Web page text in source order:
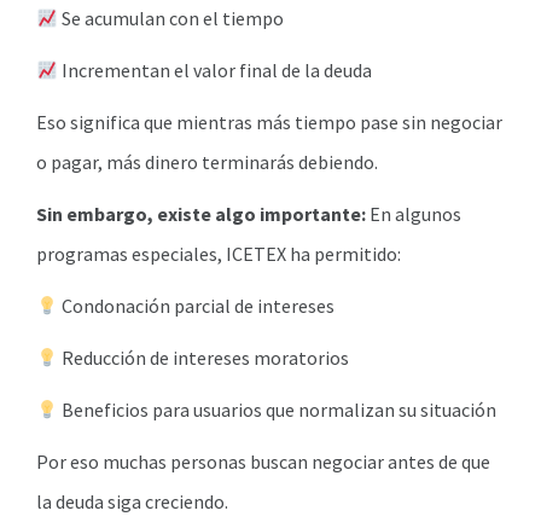
Se acumulan con el tiempo
Incrementan el valor final de la deuda
Eso significa que mientras más tiempo pase sin negociar
o pagar, más dinero terminarás debiendo.
Sin embargo, existe algo importante: En algunos
programas especiales, ICETEX ha permitido:
Condonación parcial de intereses
Reducción de intereses moratorios
Beneficios para usuarios que normalizan su situación
Por eso muchas personas buscan negociar antes de que
la deuda siga creciendo.